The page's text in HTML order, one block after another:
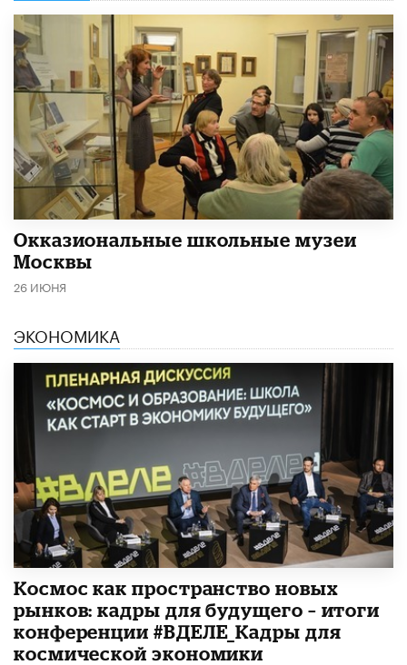
​Окказиональные школьные музеи
Москвы
26 ИЮНЯ
ЭКОНОМИКА
Космос как пространство новых
рынков: кадры для будущего – итоги
конференции #ВДЕЛЕ_Кадры для
космической экономики